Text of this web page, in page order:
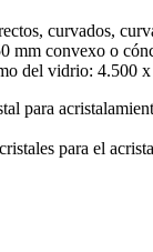
curvados,
mm convexo o
del vidrio: 4.500
para
para el